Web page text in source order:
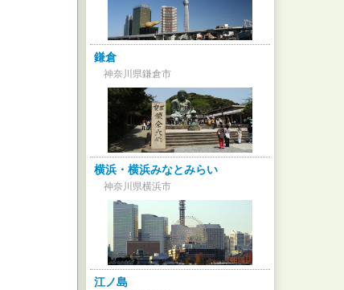
鎌倉
神奈川県鎌倉市
横浜・横浜みなとみらい
神奈川県横浜市
江ノ島